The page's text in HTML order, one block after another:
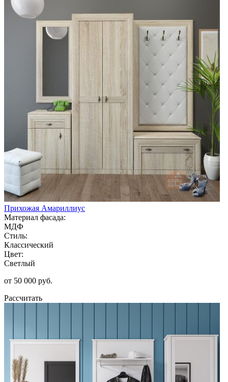
Прихожая Амариллиус
Материал фасада:
МДФ
Стиль:
Классический
Цвет:
Светлый
от 50 000 руб.
Рассчитать